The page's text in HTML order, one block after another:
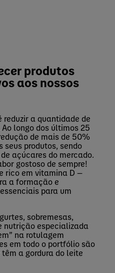
produtos
aos nossos
reduzir a quantidade de
longo dos últimos 25
de mais de 50%
produtos, sendo
açúcares do mercado.
gostoso de sempre!
rico em vitamina D —
a formação e
para um
sobremesas,
nutrição especializada
na rotulagem
em todo o portfólio são
a gordura do leite